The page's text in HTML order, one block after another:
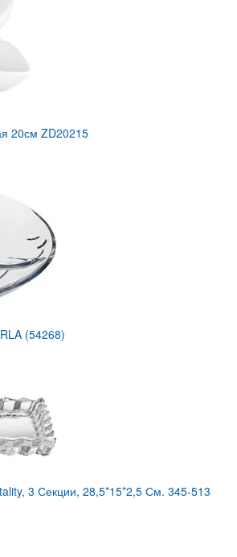
20см ZD20215
(54268)
3 Секции, 28,5*15*2,5 См. 345-513